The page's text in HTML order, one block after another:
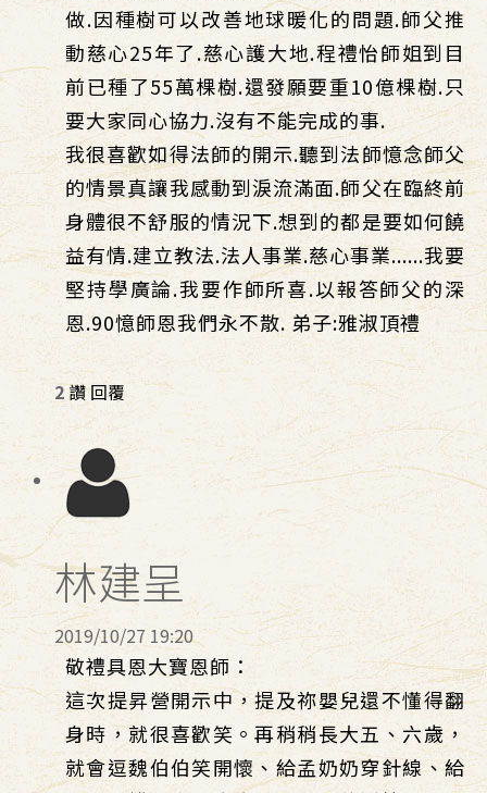
做.因種樹可以改善地球暖化的問題.師父推
動慈心25年了.慈心護大地.程禮怡師姐到目
前已種了55萬棵樹.還發願要重10億棵樹.只
要大家同心協力.沒有不能完成的事.
我很喜歡如得法師的開示.聽到法師憶念師父
的情景真讓我感動到淚流滿面.師父在臨終前
身體很不舒服的情況下.想到的都是要如何饒
益有情.建立教法.法人事業.慈心事業......我要
堅持學廣論.我要作師所喜.以報答師父的深
恩.90憶師恩我們永不散. 弟子:雅淑頂禮
2讚 回覆
林建呈
2019/10/27 19:20
敬禮具恩大寶恩師：
這次提昇營開示中，提及祢嬰兒還不懂得翻
身時，就很喜歡笑。再稍稍長大五、六歲，
就會逗魏伯伯笑開懷、給孟奶奶穿針線、給